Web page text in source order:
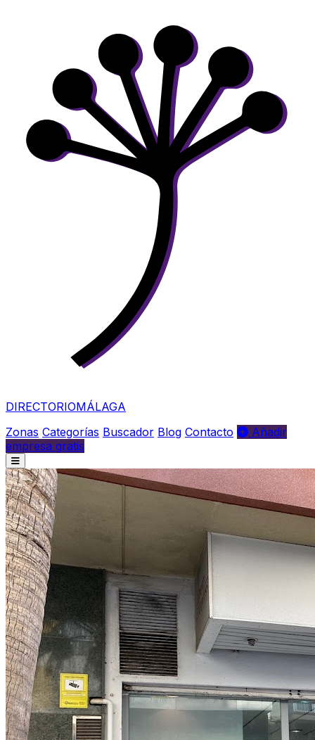
DIRECTORIOMÁLAGA
Zonas Categorías Buscador Blog Contacto
Añadir
empresa gratis